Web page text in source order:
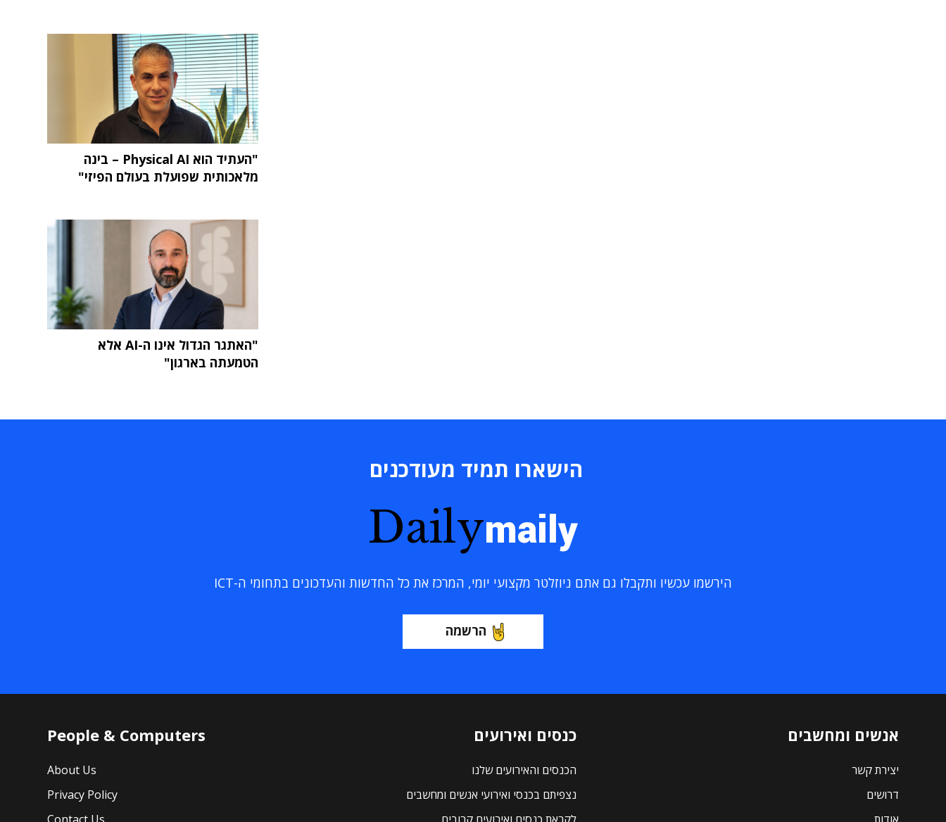
"העתיד הוא Physical AI – בינה
מלאכותית שפועלת בעולם הפיזי"
"האתגר הגדול אינו ה-AI אלא
הטמעתה בארגון"
הישארו תמיד מעודכנים
Dailymaily
הירשמו עכשיו ותקבלו גם אתם ניוזלטר מקצועי יומי, המרכז את כל החדשות והעדכונים בתחומי ה-ICT
הרשמה
אנשים ומחשבים
יצירת קשר
דרושים
כנסים ואירועים
הכנסים והאירועים שלנו
נצפיתם בכנסי ואירועי אנשים ומחשבים
People & Computers
About Us
Privacy Policy